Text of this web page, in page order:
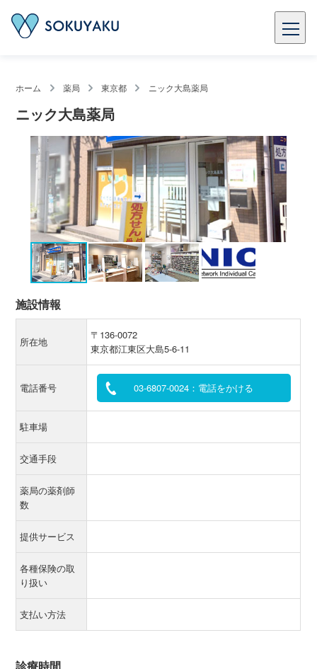
ホーム 薬局 東京都 ニック大島薬局
ニック大島薬局
施設情報
所在地
〒136-0072
東京都江東区大島5-6-11
電話番号 03-6807-0024：電話をかける
駐車場
交通手段
薬局の薬剤師
数
提供サービス
各種保険の取
り扱い
支払い方法